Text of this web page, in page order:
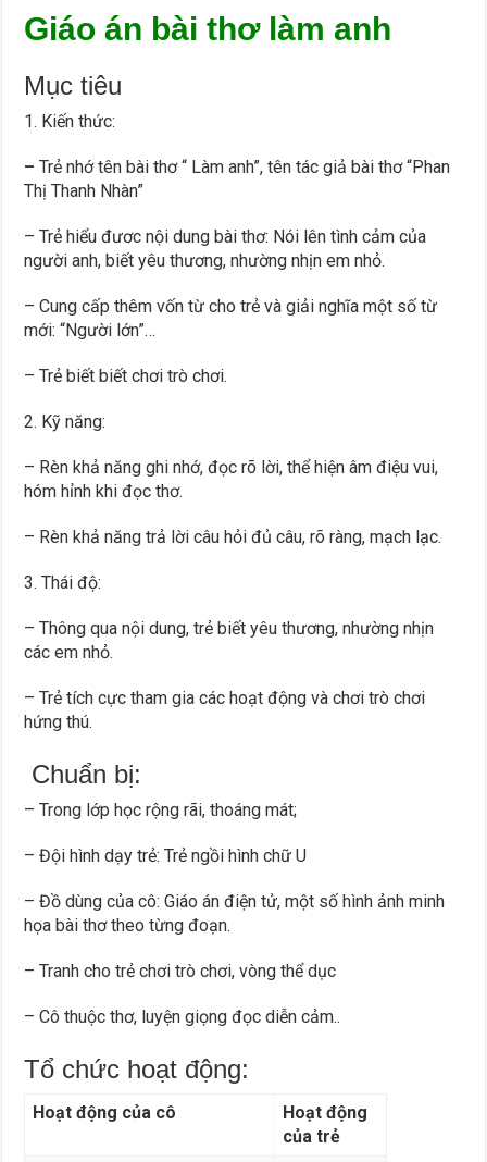
Giáo án bài thơ làm anh
Mục tiêu
1. Kiến thức:
–Trẻ nhớ tên bài thơ “ Làm anh”, tên tác giả bài thơ “Phan
Thị Thanh Nhàn”
– Trẻ hiểu đươc nội dung bài thơ: Nói lên tình cảm của
người anh, biết yêu thương, nhường nhịn em nhỏ.
– Cung cấp thêm vốn từ cho trẻ và giải nghĩa một số từ
mới: “Người lớn”…
– Trẻ biết biết chơi trò chơi.
2. Kỹ năng:
– Rèn khả năng ghi nhớ, đọc rõ lời, thể hiện âm điệu vui,
hóm hỉnh khi đọc thơ.
– Rèn khả năng trả lời câu hỏi đủ câu, rõ ràng, mạch lạc.
3. Thái độ:
– Thông qua nội dung, trẻ biết yêu thương, nhường nhịn
các em nhỏ.
– Trẻ tích cực tham gia các hoạt động và chơi trò chơi
hứng thú.
Chuẩn bị:
– Trong lớp học rộng rãi, thoáng mát;
– Đội hình dạy trẻ: Trẻ ngồi hình chữ U
– Đồ dùng của cô: Giáo án điện tử, một số hình ảnh minh
họa bài thơ theo từng đoạn.
– Tranh cho trẻ chơi trò chơi, vòng thể dục
– Cô thuộc thơ, luyện giọng đọc diễn cảm..
Tổ chức hoạt động:
Hoạt động của cô
Hoạt động
của trẻ